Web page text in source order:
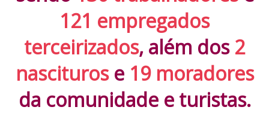
121 empregados
terceirizados, além dos 2
nasciturose 19 moradores
da comunidade e turistas.